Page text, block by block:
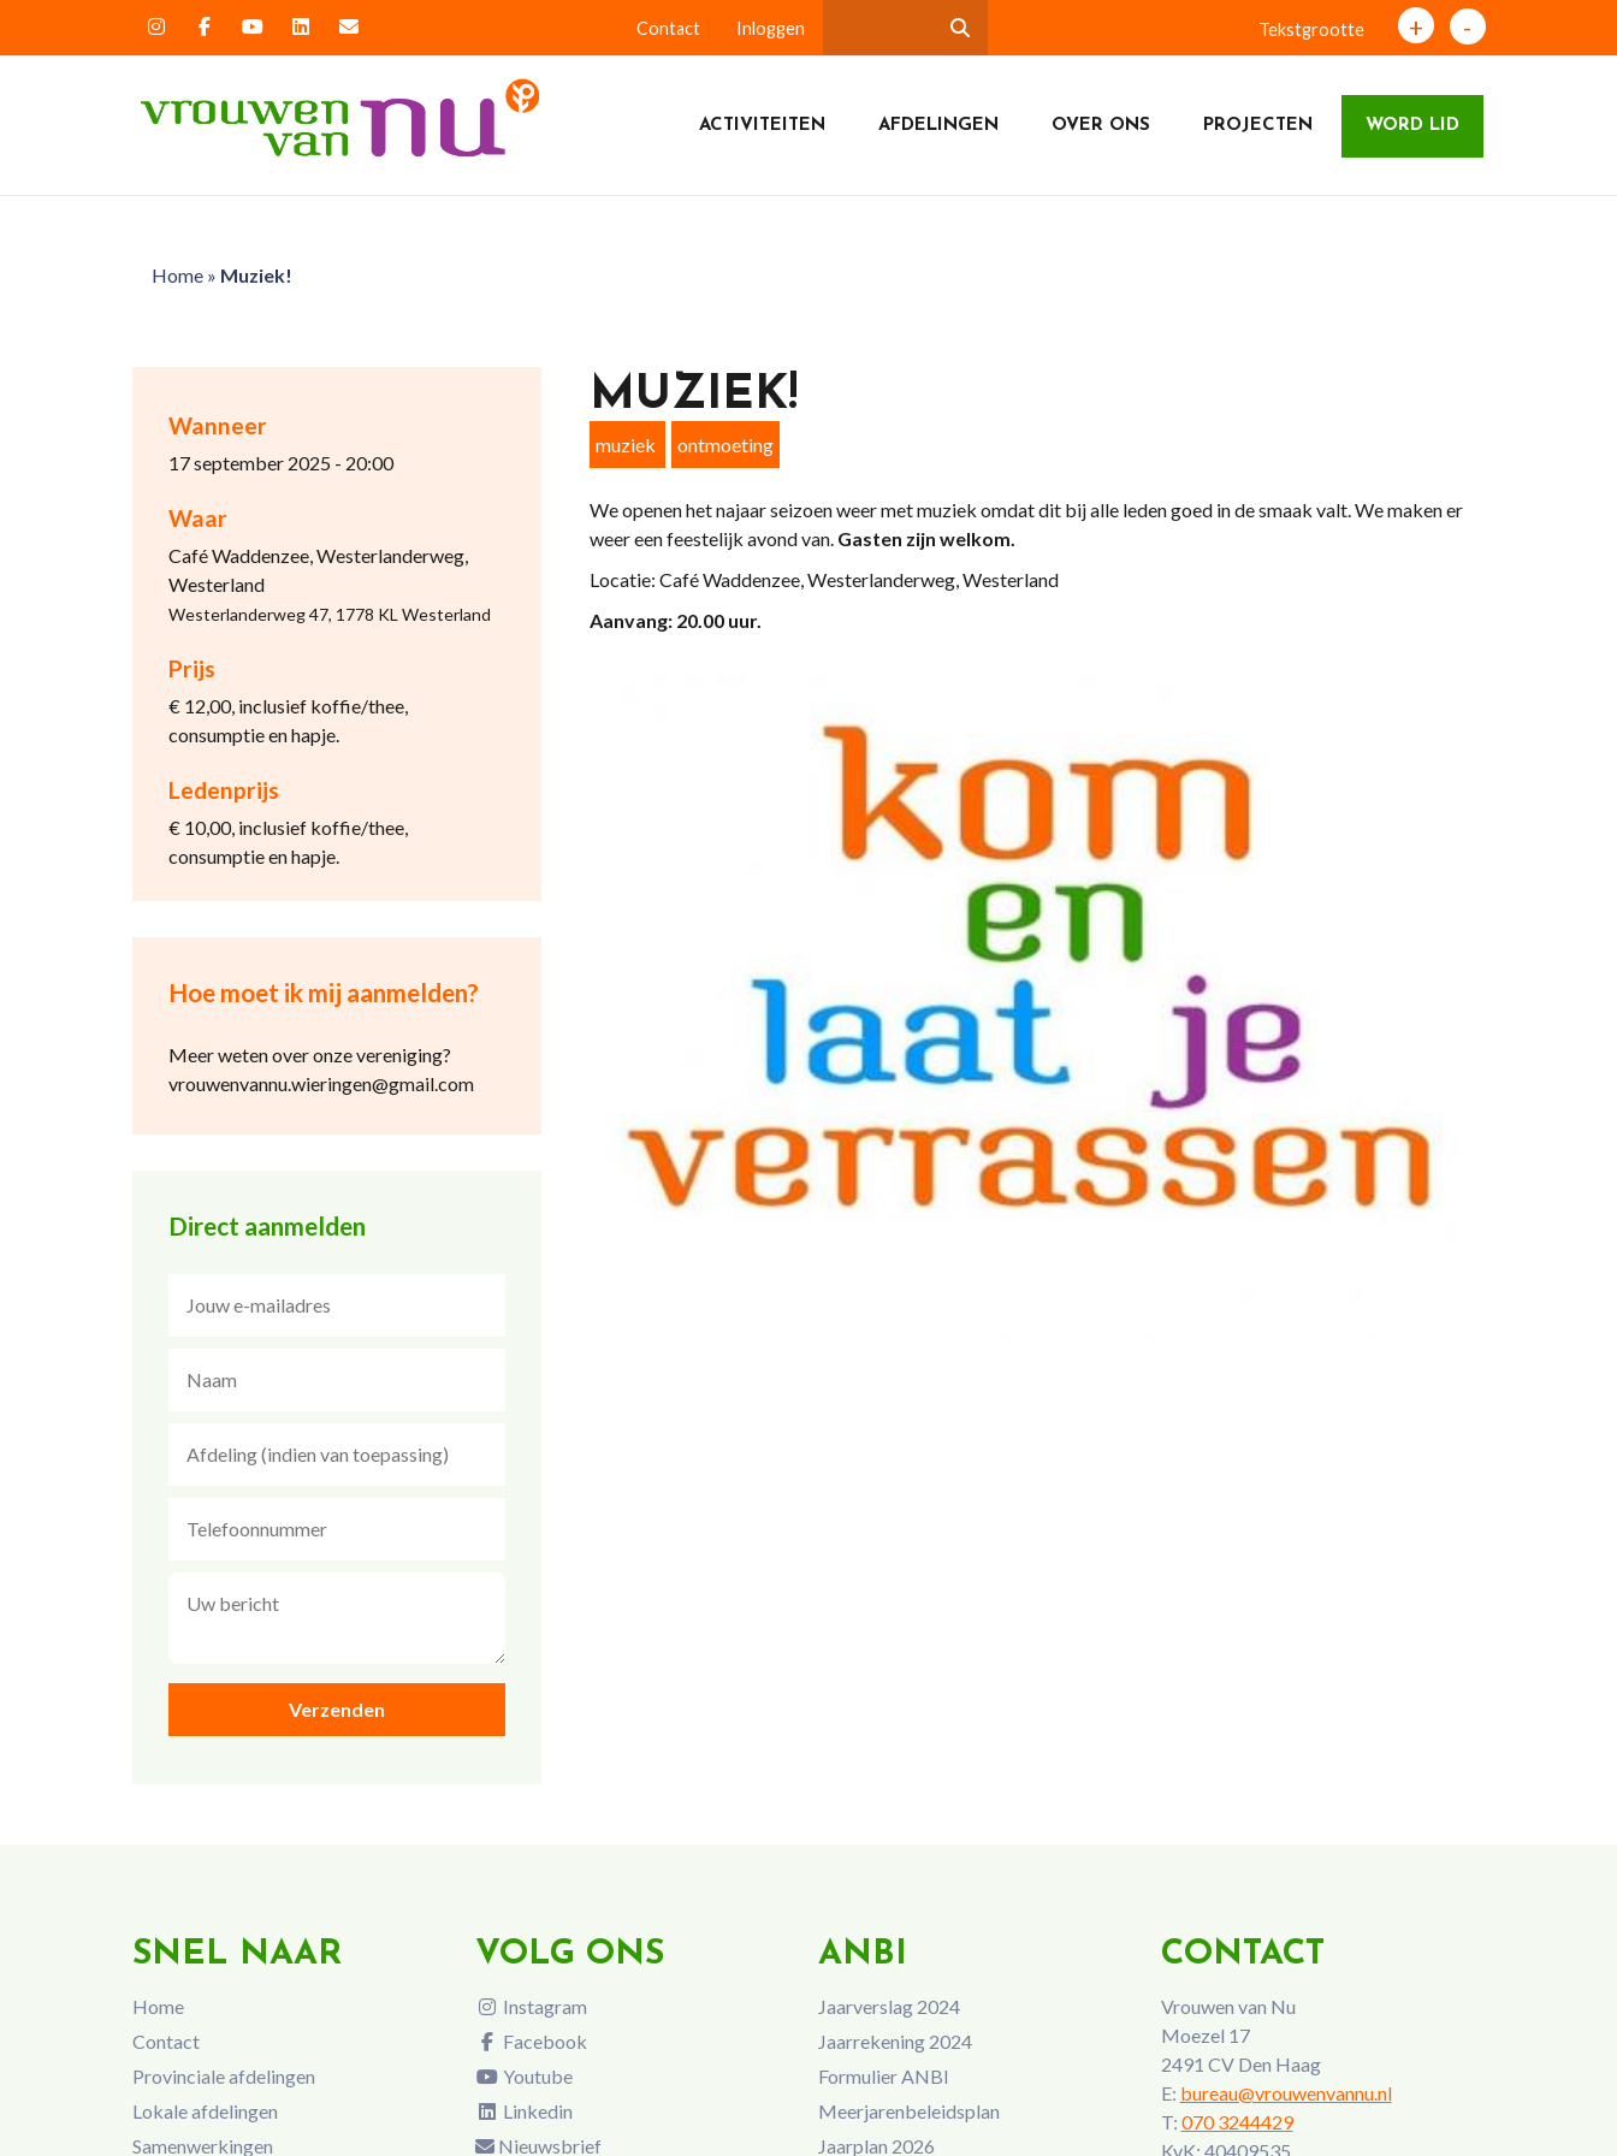
Contact Inloggen Tekstgrootte + -
ACTIVITEITEN AFDELINGEN OVER ONS PROJECTEN WORD LID
Home» Muziek!
Wanneer
17 september 2025 - 20:00
Waar
Café Waddenzee, Westerlanderweg,
Westerland
Westerlanderweg 47, 1778 KL Westerland
Prijs
€ 12,00, inclusief koffie/thee,
consumptie en hapje.
Ledenprijs
€ 10,00, inclusief koffie/thee,
consumptie en hapje.
Hoe moet ik mij aanmelden?
Meer weten over onze vereniging?
vrouwenvannu.wieringen@gmail.com
Direct aanmelden
MUZIEK!
muziek ontmoeting
We openen het najaar seizoen weer met muziek omdat dit bij alle leden goed in de smaak valt. We maken er
weer een feestelijk avond van. Gasten zijn welkom.
Locatie: Café Waddenzee, Westerlanderweg, Westerland
Aanvang: 20.00 uur.
SNEL NAAR
Home
Contact
Provinciale afdelingen
Lokale afdelingen
Samenwerkingen
VOLG ONS
Instagram
Facebook
Youtube
Linkedin
Nieuwsbrief
ANBI
Jaarverslag 2024
Jaarrekening 2024
Formulier ANBI
Meerjarenbeleidsplan
Jaarplan 2026
CONTACT
Vrouwen van Nu
Moezel 17
2491 CV Den Haag
E: bureau@vrouwenvannu.nl
T: 070 3244429
KvK: 40409535